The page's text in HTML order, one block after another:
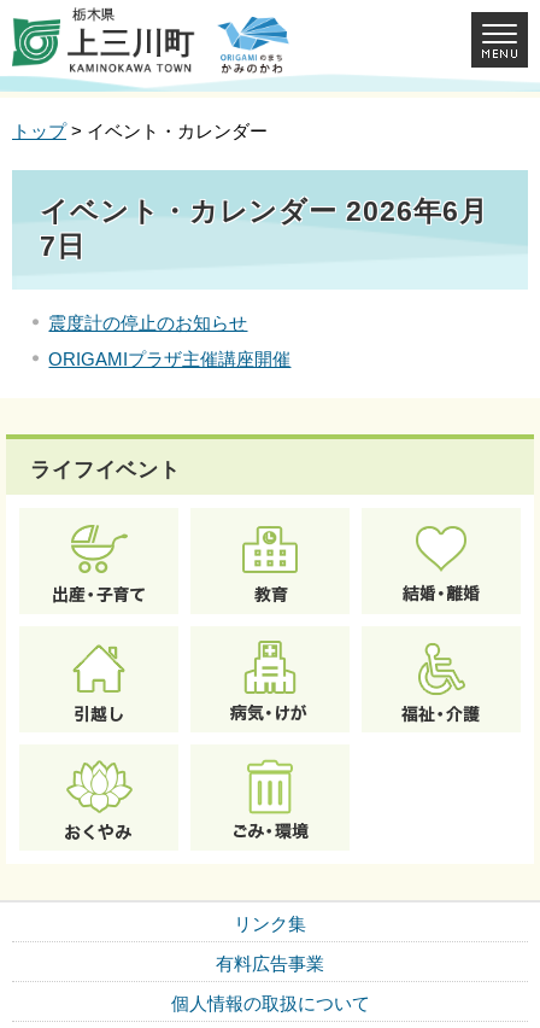
トップ> イベント・カレンダー
イベント・カレンダー 2026年6月
7日
震度計の停止のお知らせ
ORIGAMIプラザ主催講座開催
ライフイベント
リンク集
有料広告事業
個人情報の取扱について